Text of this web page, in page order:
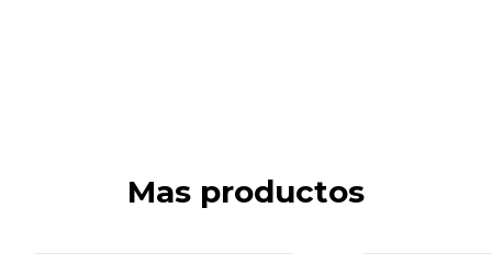
Mas productos